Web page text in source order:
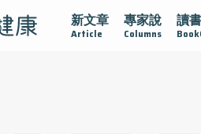
新文章
Article
專家說
Columns
讀
保衛戰 再生醫學 愛的未來